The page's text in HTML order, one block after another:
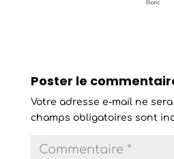
Poster le
Votre adresse e-mail ne
champs obligatoires sont